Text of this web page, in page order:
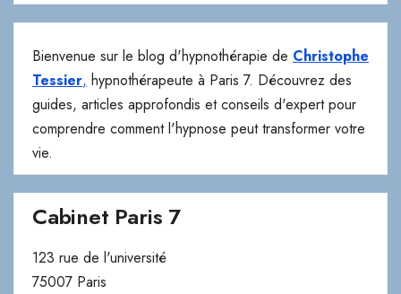
Bienvenue sur le blog d'hypnothérapie de Christophe
Tessier, hypnothérapeute à Paris 7. Découvrez des
guides, articles approfondis et conseils d'expert pour
comprendre comment l'hypnose peut transformer votre
vie.
Cabinet Paris 7
123 rue de l'université
75007 Paris